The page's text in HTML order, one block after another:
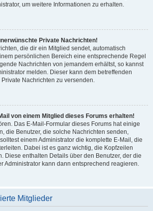
um weitere Informationen zu erhalten.
Private Nachrichten!
die dir ein Mitglied sendet, automatisch
persönlichen Bereich eine entsprechende Regel
Nachrichten von jemandem erhältst, so kannst
melden. Dieser kann dem betreffenden
Nachrichten zu versenden.
von einem Mitglied dieses Forums erhalten!
Das E-Mail-Formular dieses Forums hat einige
die Benutzer, die solche Nachrichten senden,
einem Administrator die komplette E-Mail, die
Dabei ist es ganz wichtig, die Kopfzeilen
Diese enthalten Details über den Benutzer, der die
Administrator kann dann entsprechend reagieren.
Mitglieder